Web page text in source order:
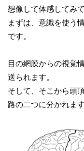
想像して体感してみ
まずは、意識を使う
です。
目の網膜からの視覚
送られます。
そして、そこから頭
路の二つに分かれます